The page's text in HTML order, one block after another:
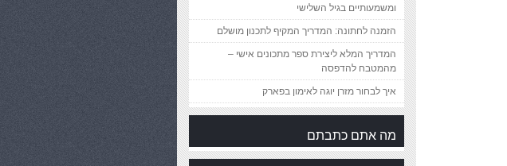
ומשמעותיים בגיל השלישי
הזמנה לחתונה: המדריך המקיף לתכנון מושלם
המדריך המלא ליצירת ספר מתכונים אישי –
מהמטבח להדפסה
איך לבחור מזרן יוגה לאימון בפארק
מה אתם כתבתם